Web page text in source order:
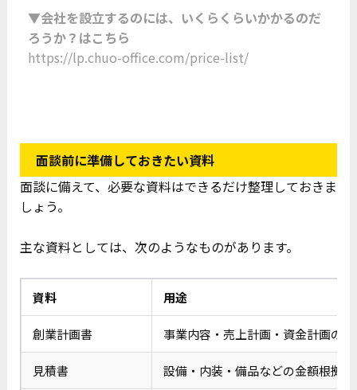
▼会社を設立するのには、いくらくらいかかるのだ
ろうか？はこちら
https://lp.chuo-office.com/price-list/
面談前に準備しておきたい資料
面談に備えて、必要な資料はできるだけ整理しておきま
しょう。
主な資料としては、次のようなものがあります。
資料 用途
創業計画書 事業内容・売上計画・資金計画の
見積書 設備・内装・備品などの金額根拠